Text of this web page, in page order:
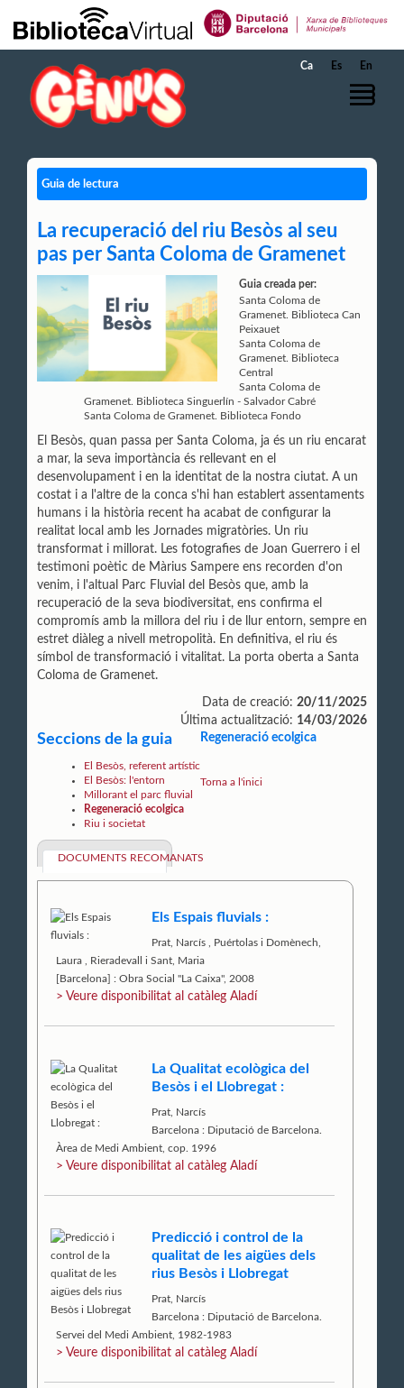
Salta al contingut principal
Ca Es En
Guia de lectura
La recuperació del riu Besòs al seu
pas per Santa Coloma de Gramenet
Guia creada per:
Santa Coloma de
Gramenet. Biblioteca Can
Peixauet
Santa Coloma de
Gramenet. Biblioteca
Central
Santa Coloma de
Gramenet. Biblioteca Singuerlín - Salvador Cabré
Santa Coloma de Gramenet. Biblioteca Fondo
El Besòs, quan passa per Santa Coloma, ja és un riu encarat
a mar, la seva importància és rellevant en el
desenvolupament i en la identitat de la nostra ciutat. A un
costat i a l'altre de la conca s'hi han establert assentaments
humans i la història recent ha acabat de configurar la
realitat local amb les Jornades migratòries. Un riu
transformat i millorat. Les fotografies de Joan Guerrero i el
testimoni poètic de Màrius Sampere ens recorden d'on
venim, i l'altual Parc Fluvial del Besòs que, amb la
recuperació de la seva biodiversitat, ens confirma el
compromís amb la millora del riu i de llur entorn, sempre en
estret diàleg a nivell metropolità. En definitiva, el riu és
símbol de transformació i vitalitat. La porta oberta a Santa
Coloma de Gramenet.
Data de creació: 20/11/2025
Última actualització: 14/03/2026
Seccions de la guia
El Besòs, referent artístic
El Besòs: l'entorn
Millorant el parc fluvial
Regeneració ecolgica
Riu i societat
Regeneració ecolgica
DOCUMENTS RECOMANATS
Els Espais fluvials :
Prat, Narcís
Puértolas i Domènech,
Laura
Rieradevall i Sant, Maria
[Barcelona] : Obra Social "La Caixa", 2008
> Veure disponibilitat al catàleg Aladí
La Qualitat ecològica del
Besòs i el Llobregat :
Prat, Narcís
Barcelona : Diputació de Barcelona.
Àrea de Medi Ambient, cop. 1996
> Veure disponibilitat al catàleg Aladí
Predicció i control de la
qualitat de les aigües dels
rius Besòs i Llobregat
Prat, Narcís
Barcelona : Diputació de Barcelona.
Servei del Medi Ambient, 1982-1983
> Veure disponibilitat al catàleg Aladí
Torna a l'inici